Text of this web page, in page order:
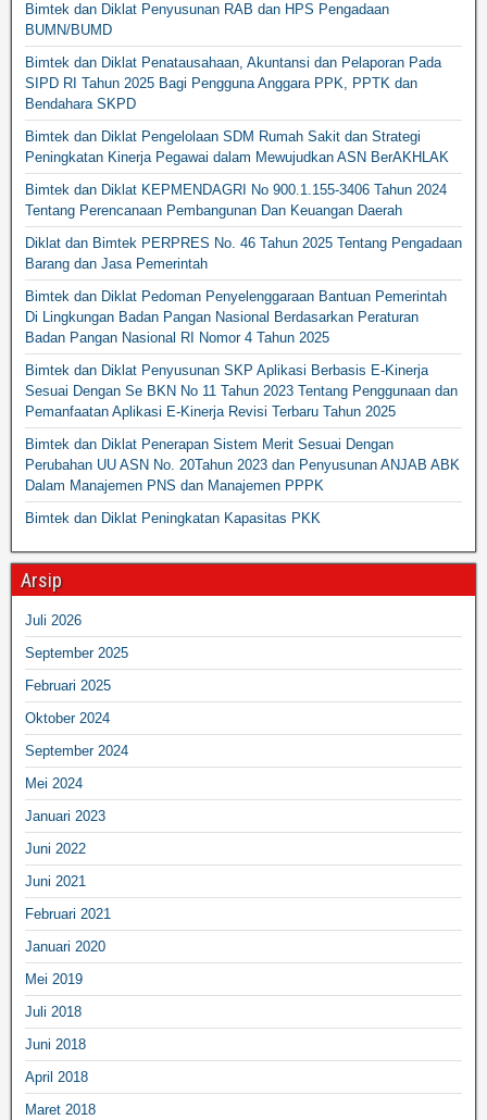
Bimtek dan Diklat Penyusunan RAB dan HPS Pengadaan
BUMN/BUMD
Bimtek dan Diklat Penatausahaan, Akuntansi dan Pelaporan Pada
SIPD RI Tahun 2025 Bagi Pengguna Anggara PPK, PPTK dan
Bendahara SKPD
Bimtek dan Diklat Pengelolaan SDM Rumah Sakit dan Strategi
Peningkatan Kinerja Pegawai dalam Mewujudkan ASN BerAKHLAK
Bimtek dan Diklat KEPMENDAGRI No 900.1.155-3406 Tahun 2024
Tentang Perencanaan Pembangunan Dan Keuangan Daerah
Diklat dan Bimtek PERPRES No. 46 Tahun 2025 Tentang Pengadaan
Barang dan Jasa Pemerintah
Bimtek dan Diklat Pedoman Penyelenggaraan Bantuan Pemerintah
Di Lingkungan Badan Pangan Nasional Berdasarkan Peraturan
Badan Pangan Nasional RI Nomor 4 Tahun 2025
Bimtek dan Diklat Penyusunan SKP Aplikasi Berbasis E-Kinerja
Sesuai Dengan Se BKN No 11 Tahun 2023 Tentang Penggunaan dan
Pemanfaatan Aplikasi E-Kinerja Revisi Terbaru Tahun 2025
Bimtek dan Diklat Penerapan Sistem Merit Sesuai Dengan
Perubahan UU ASN No. 20Tahun 2023 dan Penyusunan ANJAB ABK
Dalam Manajemen PNS dan Manajemen PPPK
Bimtek dan Diklat Peningkatan Kapasitas PKK
Arsip
Juli 2026
September 2025
Februari 2025
Oktober 2024
September 2024
Mei 2024
Januari 2023
Juni 2022
Juni 2021
Februari 2021
Januari 2020
Mei 2019
Juli 2018
Juni 2018
April 2018
Maret 2018